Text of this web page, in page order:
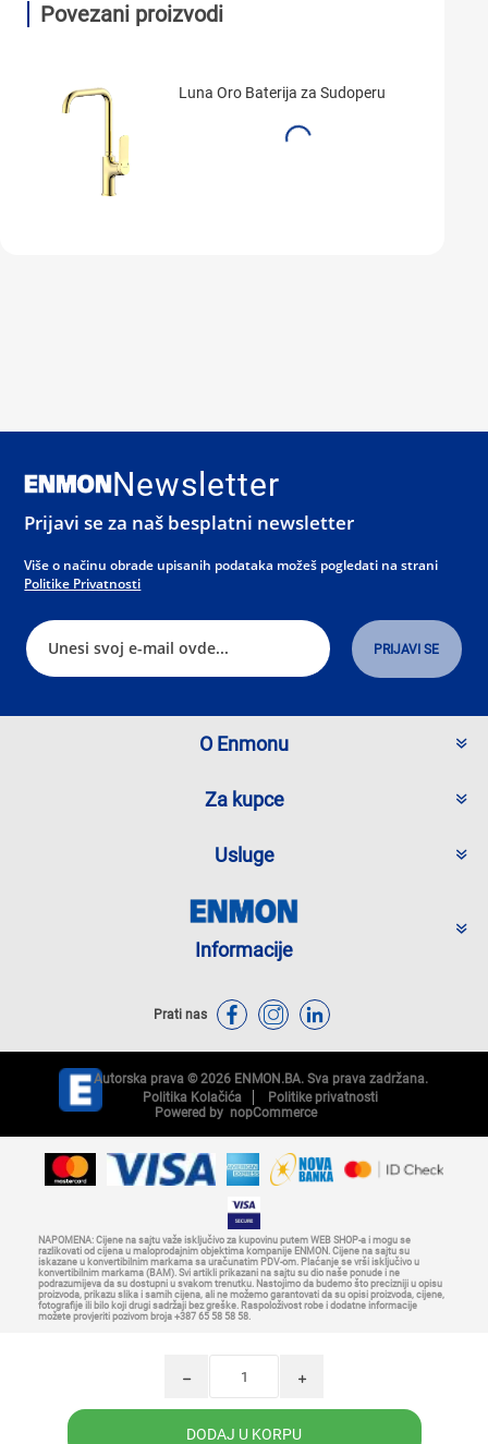
i
h
Povezani proizvodi
Luna Oro Baterija za Sudoperu
Newsletter
Prijavi se za naš besplatni newsletter
Više o načinu obrade upisanih podataka možeš pogledati na strani
Politike Privatnosti
O Enmonu
Za kupce
Usluge
Informacije
Prati nas
Autorska prava © 2026 ENMON.BA. Sva prava zadržana.
Politika Kolačića
Politike privatnosti
Powered by nopCommerce
NAPOMENA: Cijene na sajtu važe isključivo za kupovinu putem WEB SHOP-a i mogu se
razlikovati od cijena u maloprodajnim objektima kompanije ENMON. Cijene na sajtu su
iskazane u konvertibilnim markama sa uračunatim PDV-om. Plaćanje se vrši isključivo u
konvertibilnim markama (BAM). Svi artikli prikazani na sajtu su dio naše ponude i ne
podrazumijeva da su dostupni u svakom trenutku. Nastojimo da budemo što precizniji u opisu
proizvoda, prikazu slika i samih cijena, ali ne možemo garantovati da su opisi proizvoda, cijene,
fotografije ili bilo koji drugi sadržaji bez greške. Raspoloživost robe i dodatne informacije
možete provjeriti pozivom broja +387 65 58 58 58.